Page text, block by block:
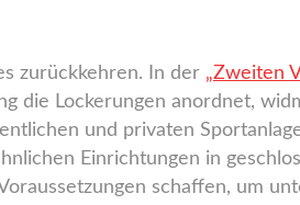
zurückkehren. In der „Zweiten
die Lockerungen anordnet,
und privaten
Einrichtungen in
schaffen, um